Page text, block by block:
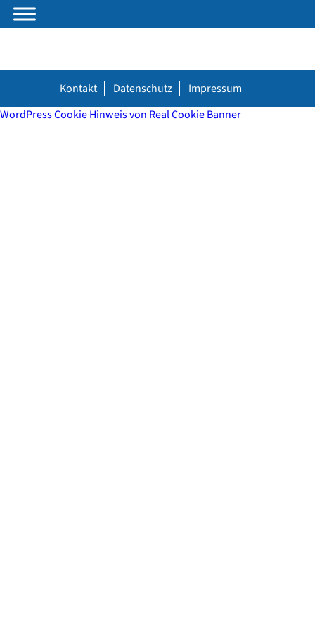
Kontakt Datenschutz
Impressum
WordPress Cookie Hinweis von Real Cookie Banner